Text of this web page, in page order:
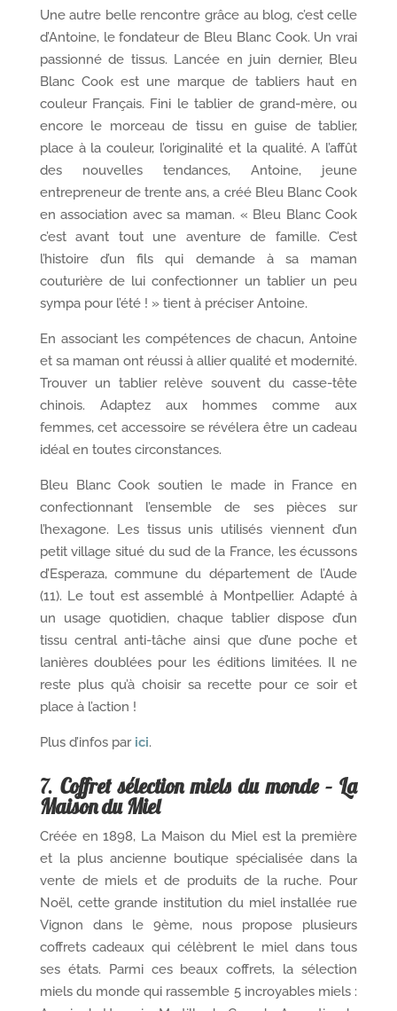
Une autre belle rencontre grâce au blog, c’est celle
d’Antoine, le fondateur de Bleu Blanc Cook. Un vrai
passionné de tissus. Lancée en juin dernier, Bleu
Blanc Cook est une marque de tabliers haut en
couleur Français. Fini le tablier de grand-mère, ou
encore le morceau de tissu en guise de tablier,
place à la couleur, l’originalité et la qualité. A l’affût
des nouvelles tendances, Antoine, jeune
entrepreneur de trente ans, a créé Bleu Blanc Cook
en association avec sa maman. « Bleu Blanc Cook
c’est avant tout une aventure de famille. C’est
l’histoire d’un fils qui demande à sa maman
couturière de lui confectionner un tablier un peu
sympa pour l’été ! » tient à préciser Antoine.
En associant les compétences de chacun, Antoine
et sa maman ont réussi à allier qualité et modernité.
Trouver un tablier relève souvent du casse-tête
chinois. Adaptez aux hommes comme aux
femmes, cet accessoire se révélera être un cadeau
idéal en toutes circonstances.
Bleu Blanc Cook soutien le made in France en
confectionnant l’ensemble de ses pièces sur
l’hexagone. Les tissus unis utilisés viennent d’un
petit village situé du sud de la France, les écussons
d’Esperaza, commune du département de l’Aude
(11). Le tout est assemblé à Montpellier. Adapté à
un usage quotidien, chaque tablier dispose d’un
tissu central anti-tâche ainsi que d’une poche et
lanières doublées pour les éditions limitées. Il ne
reste plus qu’à choisir sa recette pour ce soir et
place à l’action !
Plus d’infos par ici.
7. Coffret sélection miels du monde – La
Maison du Miel
Créée en 1898, La Maison du Miel est la première
et la plus ancienne boutique spécialisée dans la
vente de miels et de produits de la ruche. Pour
Noël, cette grande institution du miel installée rue
Vignon dans le 9ème, nous propose plusieurs
coffrets cadeaux qui célèbrent le miel dans tous
ses états. Parmi ces beaux coffrets, la sélection
miels du monde qui rassemble 5 incroyables miels :